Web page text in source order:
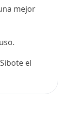
mejor
el